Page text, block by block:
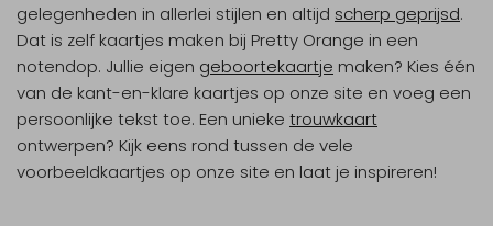
gelegenheden in allerlei stijlen en altijd scherp geprijsd.
Dat is zelf kaartjes maken bij Pretty Orange in een
notendop. Jullie eigen geboortekaartje maken? Kies één
van de kant-en-klare kaartjes op onze site en voeg een
persoonlijke tekst toe. Een unieke trouwkaart
ontwerpen? Kijk eens rond tussen de vele
voorbeeldkaartjes op onze site en laat je inspireren!